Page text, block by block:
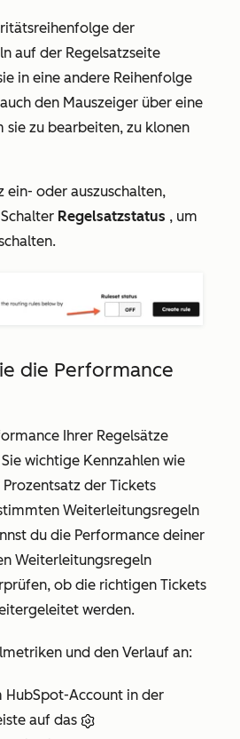
der
auf der Regelsatzseite
in eine andere Reihenfolge
den Mauszeiger über eine
sie zu bearbeiten, zu klonen
ein- oder auszuschalten,
Regelsatzstatus , um
die Performance
Ihrer Regelsätze
wichtige Kennzahlen wie
der Tickets
Weiterleitungsregeln
du die Performance deiner
Weiterleitungsregeln
ob die richtigen Tickets
werden.
und den Verlauf an:
HubSpot-Account in der
auf das